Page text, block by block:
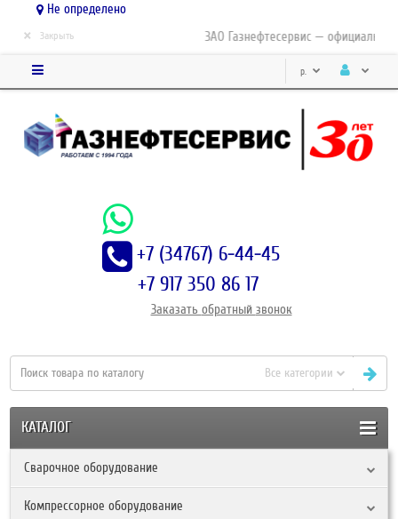
Не определено
ЗАО Газнефтесервис —
× Закрыть
р.
+7 (34767) 6-44-45
+7 917 350 86 17
Заказать обратный звонок
Все категории
КАТАЛОГ
Сварочное оборудование
Компрессорное оборудование